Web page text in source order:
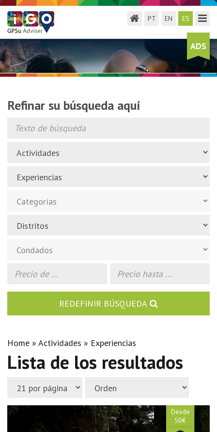
Toggle menu
PT EN ES
ADS
Refinar su búsqueda aquí
REDEFINIR BÚSQUEDA
Home Actividades Experiencias
Lista de los resultados
Desde
50€